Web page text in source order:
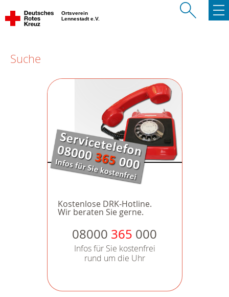
Ortsverein
Lennestadt e.V.
Suche
Kostenlose DRK-Hotline.
Wir beraten Sie gerne.
08000 365 000
Infos für Sie kostenfrei
rund um die Uhr